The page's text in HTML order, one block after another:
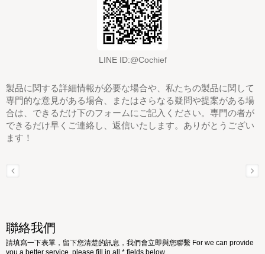
LINE ID:@Cochief
製品に関する詳細情報が必要な場合や、私たちの製品に関して
専門的な意見がある場合、またはさらなる疑問や提案がある場
合は、できるだけ下のフォームにご記入ください。専門の者が
できるだけ早くご連絡し、返信いたします。ありがとうござい
ます！